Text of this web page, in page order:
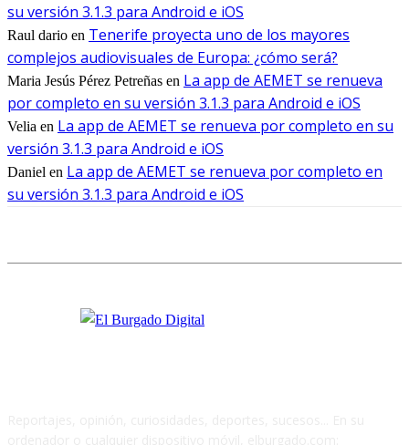
su versión 3.1.3 para Android e iOS
Raul dario en Tenerife proyecta uno de los mayores
complejos audiovisuales de Europa: ¿cómo será?
Maria Jesús Pérez Petreñas en La app de AEMET se renueva
por completo en su versión 3.1.3 para Android e iOS
Velia en La app de AEMET se renueva por completo en su
versión 3.1.3 para Android e iOS
Daniel en La app de AEMET se renueva por completo en
su versión 3.1.3 para Android e iOS